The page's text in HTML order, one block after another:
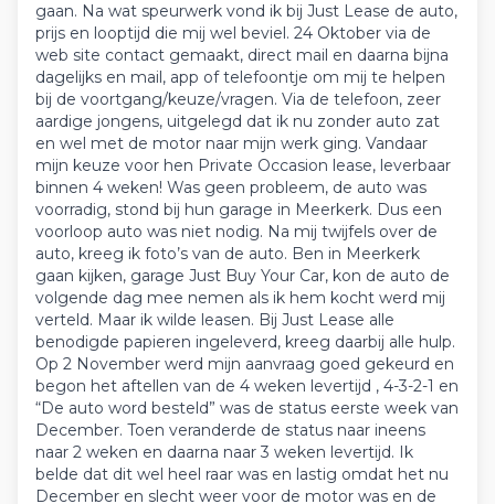
gaan. Na wat speurwerk vond ik bij Just Lease de auto,
prijs en looptijd die mij wel beviel. 24 Oktober via de
web site contact gemaakt, direct mail en daarna bijna
dagelijks en mail, app of telefoontje om mij te helpen
bij de voortgang/keuze/vragen. Via de telefoon, zeer
aardige jongens, uitgelegd dat ik nu zonder auto zat
en wel met de motor naar mijn werk ging. Vandaar
mijn keuze voor hen Private Occasion lease, leverbaar
binnen 4 weken! Was geen probleem, de auto was
voorradig, stond bij hun garage in Meerkerk. Dus een
voorloop auto was niet nodig. Na mij twijfels over de
auto, kreeg ik foto’s van de auto. Ben in Meerkerk
gaan kijken, garage Just Buy Your Car, kon de auto de
volgende dag mee nemen als ik hem kocht werd mij
verteld. Maar ik wilde leasen. Bij Just Lease alle
benodigde papieren ingeleverd, kreeg daarbij alle hulp.
Op 2 November werd mijn aanvraag goed gekeurd en
begon het aftellen van de 4 weken levertijd , 4-3-2-1 en
“De auto word besteld” was de status eerste week van
December. Toen veranderde de status naar ineens
naar 2 weken en daarna naar 3 weken levertijd. Ik
belde dat dit wel heel raar was en lastig omdat het nu
December en slecht weer voor de motor was en de